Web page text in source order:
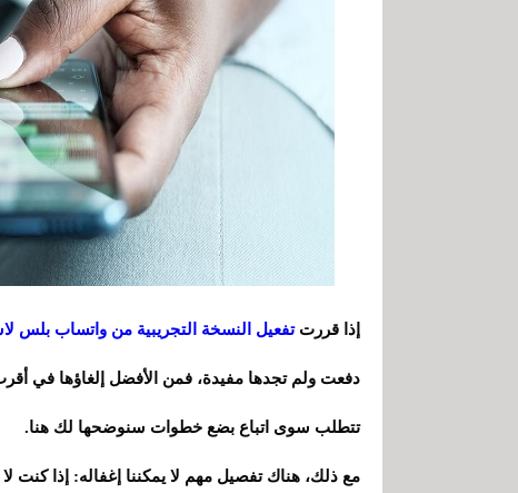
إذا قررت تفعيل النسخة التجريبية من واتساب بلس
دفعت ولم تجدها مفيدة، فمن الأفضل إلغاؤها في
تتطلب سوى اتباع بضع خطوات سنوضحها لك هنا.
مع ذلك، هناك تفصيل مهم لا يمكننا إغفاله: إذا